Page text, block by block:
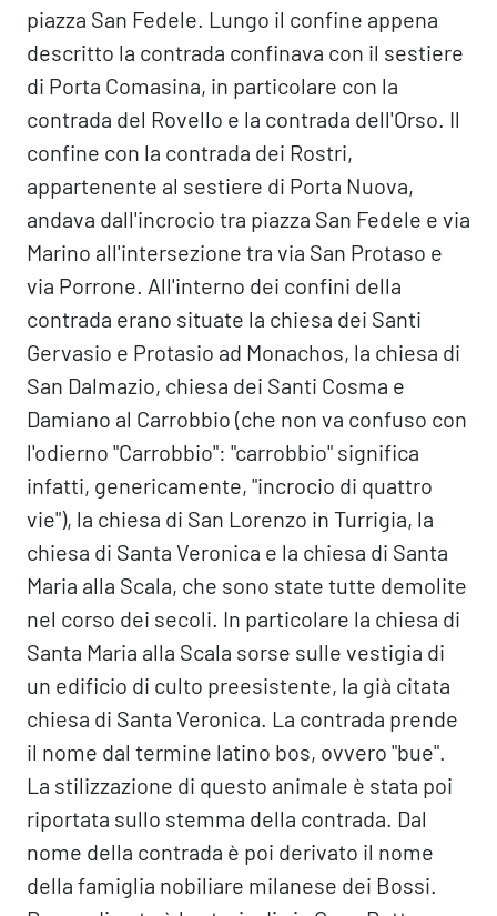
piazza San Fedele. Lungo il confine appena
descritto la contrada confinava con il sestiere
di Porta Comasina, in particolare con la
contrada del Rovello e la contrada dell'Orso. Il
confine con la contrada dei Rostri,
appartenente al sestiere di Porta Nuova,
andava dall'incrocio tra piazza San Fedele e via
Marino all'intersezione tra via San Protaso e
via Porrone. All'interno dei confini della
contrada erano situate la chiesa dei Santi
Gervasio e Protasio ad Monachos, la chiesa di
San Dalmazio, chiesa dei Santi Cosma e
Damiano al Carrobbio (che non va confuso con
l'odierno "Carrobbio": "carrobbio" significa
infatti, genericamente, "incrocio di quattro
vie"), la chiesa di San Lorenzo in Turrigia, la
chiesa di Santa Veronica e la chiesa di Santa
Maria alla Scala, che sono state tutte demolite
nel corso dei secoli. In particolare la chiesa di
Santa Maria alla Scala sorse sulle vestigia di
un edificio di culto preesistente, la già citata
chiesa di Santa Veronica. La contrada prende
il nome dal termine latino bos, ovvero "bue".
La stilizzazione di questo animale è stata poi
riportata sullo stemma della contrada. Dal
nome della contrada è poi derivato il nome
della famiglia nobiliare milanese dei Bossi.